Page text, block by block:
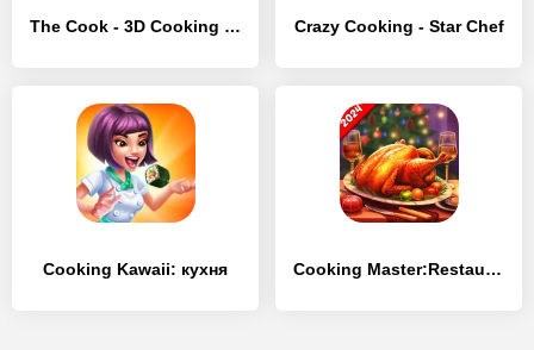
The Cook - 3D Cooking Game Crazy Cooking - Star Chef
Cooking Kawaii: кухня Cooking Master:Restaurant Game